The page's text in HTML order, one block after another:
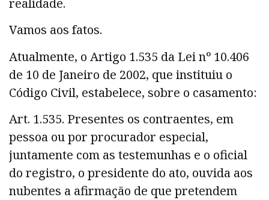
realidade.
Vamos aos fatos.
Atualmente, o Artigo 1.535 da Lei nº 10.406
de 10 de Janeiro de 2002, que instituiu o
Código Civil, estabelece, sobre o casamento:
Art. 1.535. Presentes os contraentes, em
pessoa ou por procurador especial,
juntamente com as testemunhas e o oficial
do registro, o presidente do ato, ouvida aos
nubentes a afirmação de que pretendem